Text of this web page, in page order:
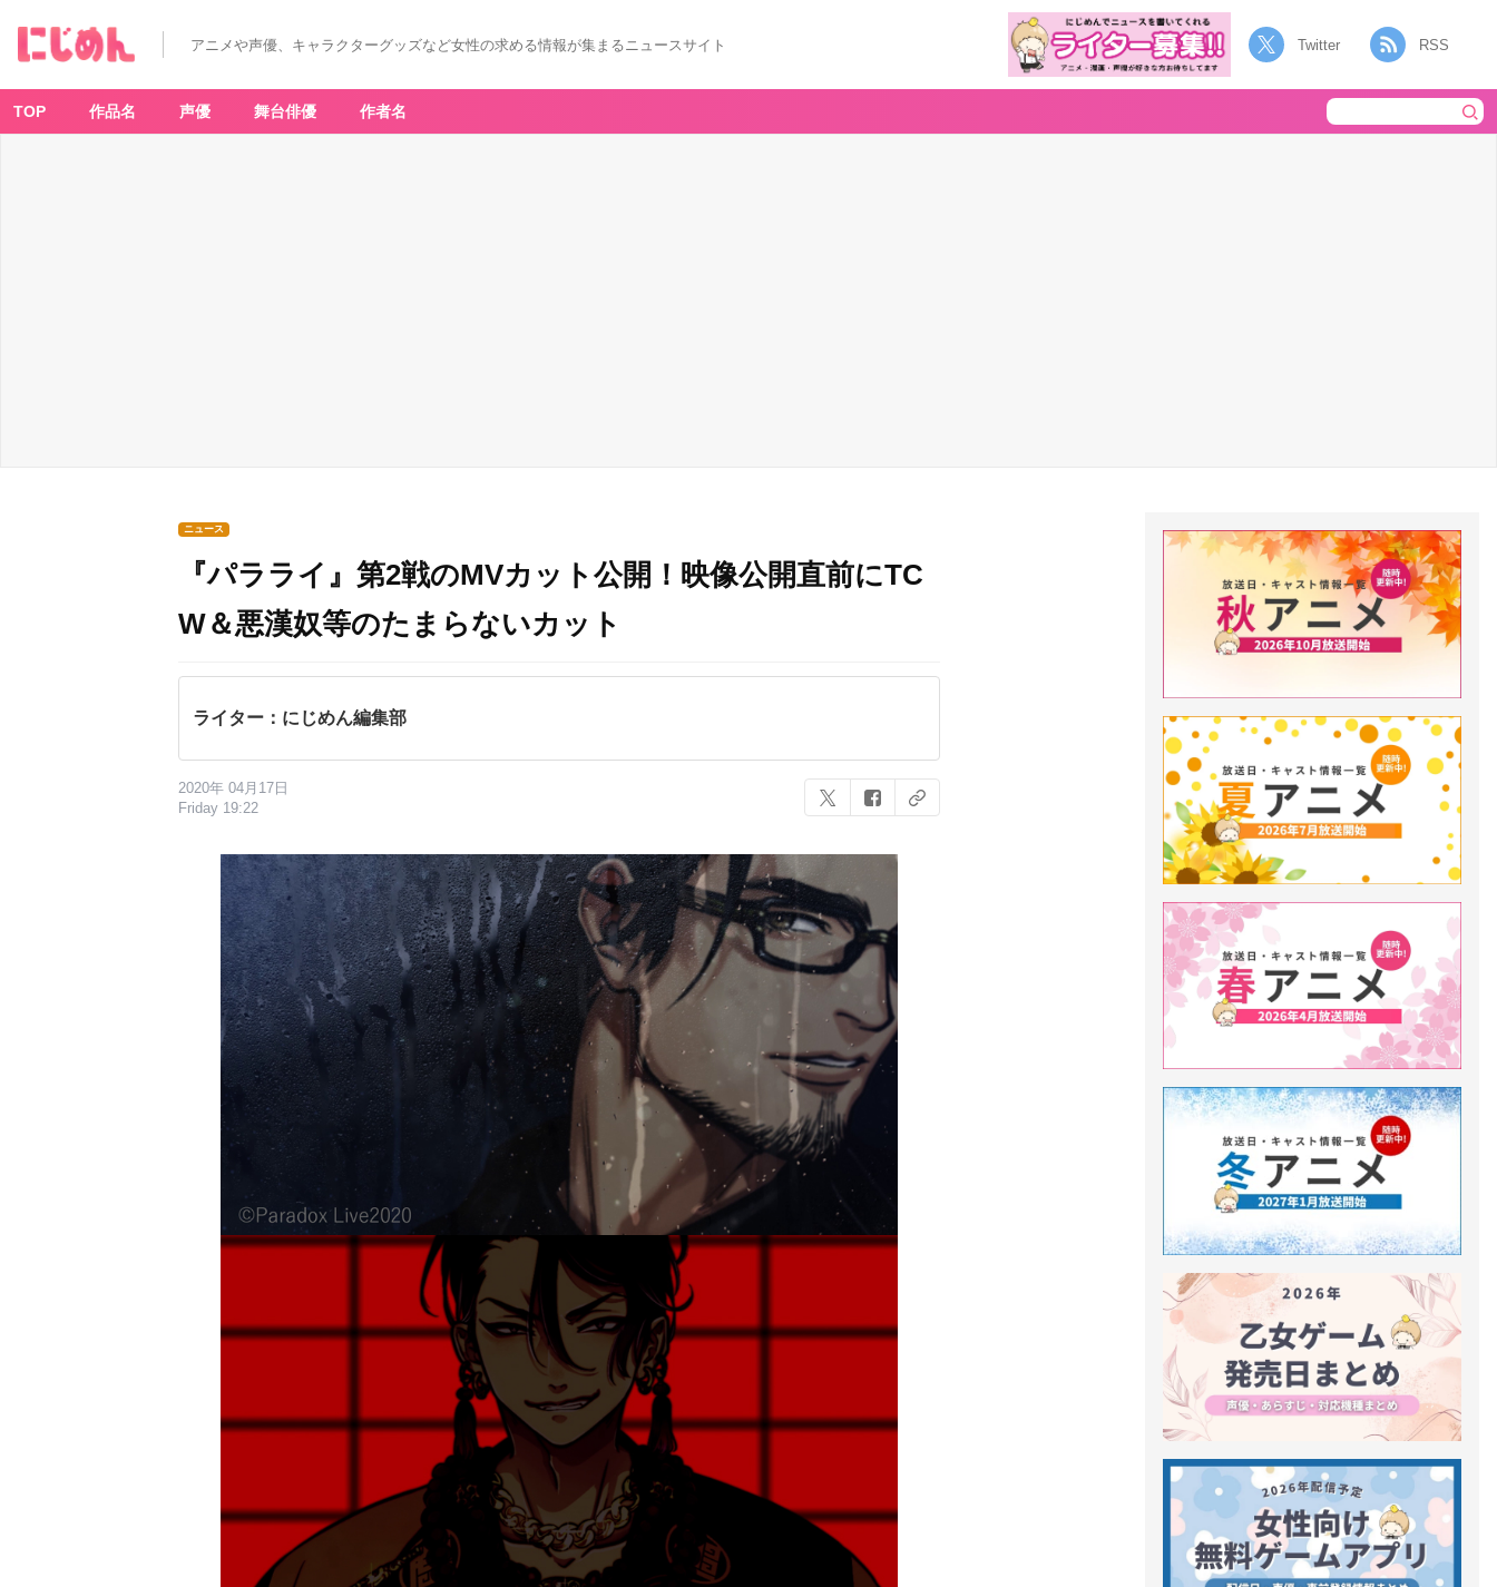
アニメや声優、キャラクターグッズなど女性の求める情報が集まるニュースサイト Twitter RSS
TOP 作品名 声優 舞台俳優 作者名
ニュース
『パラライ』第2戦のMVカット公開！映像公開直前にTC
W＆悪漢奴等のたまらないカット
ライター：にじめん編集部
2020年 04月17日
Friday 19:22